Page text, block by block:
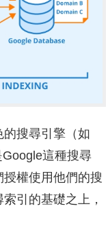
的搜尋引擎（如
這種搜尋
權使用他們的搜
引的基礎之上，